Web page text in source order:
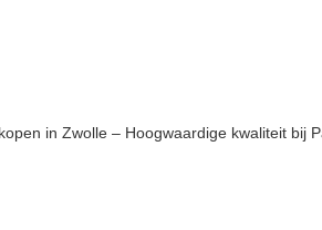
in Zwolle – Hoogwaardige kwaliteit bij